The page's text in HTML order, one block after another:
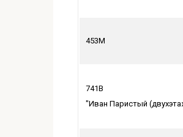
453М
741В
"Иван Паристый